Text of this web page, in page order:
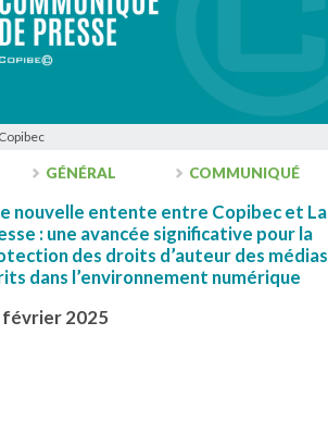
GÉNÉRAL COMMUNIQUÉ
nouvelle entente entre Copibec et La
: une avancée significative pour la
des droits d’auteur des médias
dans l’environnement numérique
février 2025